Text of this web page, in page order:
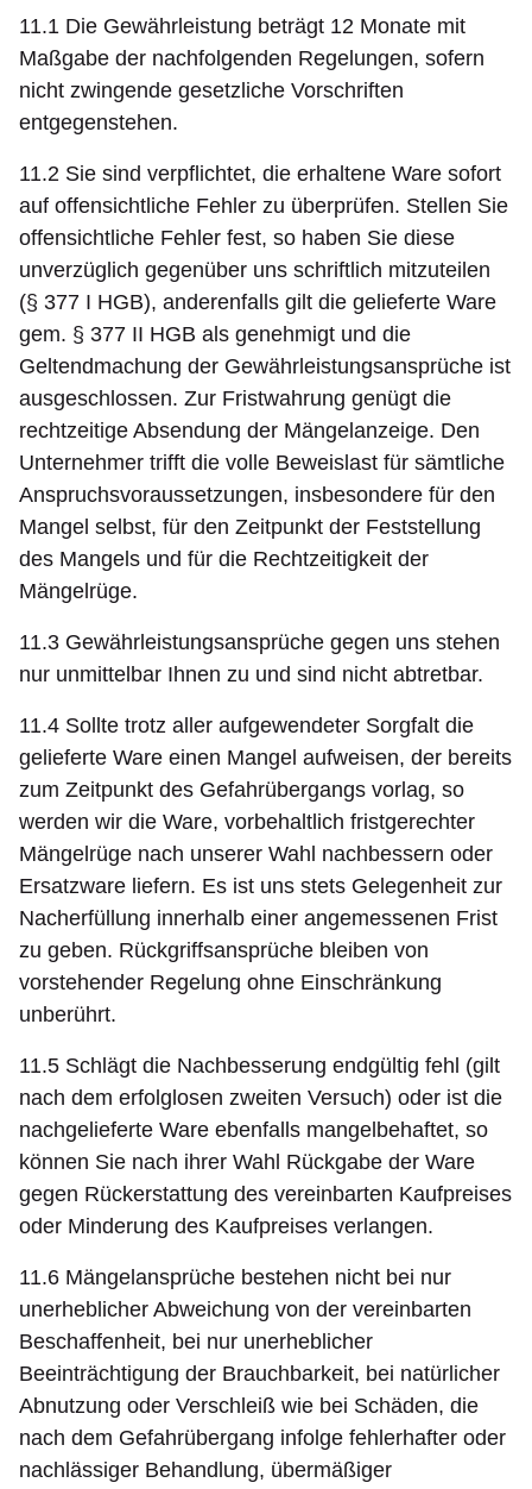
11.1 Die Gewährleistung beträgt 12 Monate mit
Maßgabe der nachfolgenden Regelungen, sofern
nicht zwingende gesetzliche Vorschriften
entgegenstehen.
11.2 Sie sind verpflichtet, die erhaltene Ware sofort
auf offensichtliche Fehler zu überprüfen. Stellen Sie
offensichtliche Fehler fest, so haben Sie diese
unverzüglich gegenüber uns schriftlich mitzuteilen
(§ 377 I HGB), anderenfalls gilt die gelieferte Ware
gem. § 377 II HGB als genehmigt und die
Geltendmachung der Gewährleistungsansprüche ist
ausgeschlossen. Zur Fristwahrung genügt die
rechtzeitige Absendung der Mängelanzeige. Den
Unternehmer trifft die volle Beweislast für sämtliche
Anspruchsvoraussetzungen, insbesondere für den
Mangel selbst, für den Zeitpunkt der Feststellung
des Mangels und für die Rechtzeitigkeit der
Mängelrüge.
11.3 Gewährleistungsansprüche gegen uns stehen
nur unmittelbar Ihnen zu und sind nicht abtretbar.
11.4 Sollte trotz aller aufgewendeter Sorgfalt die
gelieferte Ware einen Mangel aufweisen, der bereits
zum Zeitpunkt des Gefahrübergangs vorlag, so
werden wir die Ware, vorbehaltlich fristgerechter
Mängelrüge nach unserer Wahl nachbessern oder
Ersatzware liefern. Es ist uns stets Gelegenheit zur
Nacherfüllung innerhalb einer angemessenen Frist
zu geben. Rückgriffsansprüche bleiben von
vorstehender Regelung ohne Einschränkung
unberührt.
11.5 Schlägt die Nachbesserung endgültig fehl (gilt
nach dem erfolglosen zweiten Versuch) oder ist die
nachgelieferte Ware ebenfalls mangelbehaftet, so
können Sie nach ihrer Wahl Rückgabe der Ware
gegen Rückerstattung des vereinbarten Kaufpreises
oder Minderung des Kaufpreises verlangen.
11.6 Mängelansprüche bestehen nicht bei nur
unerheblicher Abweichung von der vereinbarten
Beschaffenheit, bei nur unerheblicher
Beeinträchtigung der Brauchbarkeit, bei natürlicher
Abnutzung oder Verschleiß wie bei Schäden, die
nach dem Gefahrübergang infolge fehlerhafter oder
nachlässiger Behandlung, übermäßiger